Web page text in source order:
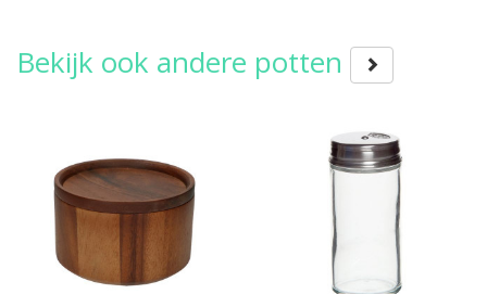
Bekijk ook andere potten